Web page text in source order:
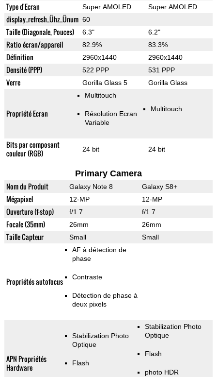
Type d'Ecran Super AMOLED Super AMOLED
display_refresh_Ühz_Ünum 60
Taille (Diagonale, Pouces) 6.3" 6.2"
Ratio écran/appareil 82.9% 83.3%
Définition 2960x1440 2960x1440
Densité (PPP) 522 PPP 531 PPP
Verre Gorilla Glass 5 Gorilla Glass
Propriété Ecran
Multitouch
Résolution Ecran
Variable
Multitouch
Bits par composant
couleur (RGB)
24 bit 24 bit
Primary Camera
Nom du Produit Galaxy Note 8 Galaxy S8+
Mégapixel 12-MP 12-MP
Ouverture (f-stop) f/1.7 f/1.7
Focale (35mm) 26mm 26mm
Taille Capteur Small Small
Propriétés autofocus
AF à détection de
phase
Contraste
Détection de phase à
deux pixels
APN Propriétés
Hardware
Stabilization Photo
Optique
Flash
Stabilization Photo
Optique
Flash
photo HDR